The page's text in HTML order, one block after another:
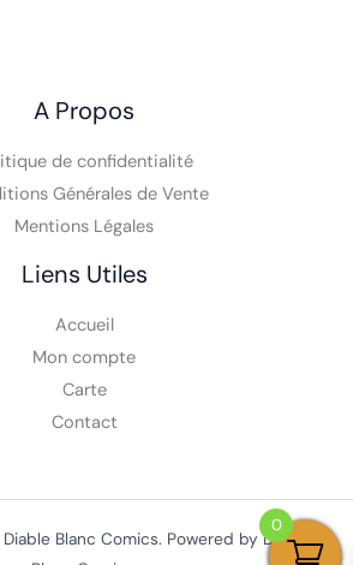
A Propos
de confidentialité
Générales de Vente
Mentions Légales
Liens Utiles
Accueil
Mon compte
Carte
Contact
Blanc Comics. Powered by Diable
0